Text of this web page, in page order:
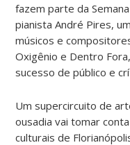
fazem parte da
pianista André Pires,
músicos e
Oxigênio e Dentro
sucesso de público e
Um supercircuito de
ousadia vai tomar
culturais de